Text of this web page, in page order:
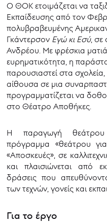
O ΘΟΚ ετοιμάζεται να
Εκπαίδευσης από τον
πολυβραβευμένης
Γκάντερσον Εγώ κι Εσύ, σε
Ανδρέου. Με φρέσκια
ευρηματικότητα, η
παρουσιαστεί στα
αίθουσα σε μια
προγραμματίζεται να
στο Θέατρο Αποθήκες.
Η παραγωγή θεάτρου
πρόγραμμα «θεάτρου
«Αποσκευές», σε
και πλαισιώνεται από
δράσεις που
των τεχνών, γονείς και
Για το έργο